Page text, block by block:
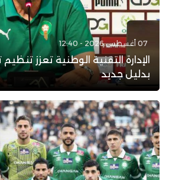
07 أغسطس 2026 - 12:40
الإدارة التقنية الوطنية تعزز
بدليل جديد